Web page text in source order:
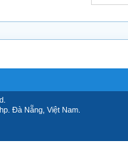
Đà Nẵng, Việt Nam.